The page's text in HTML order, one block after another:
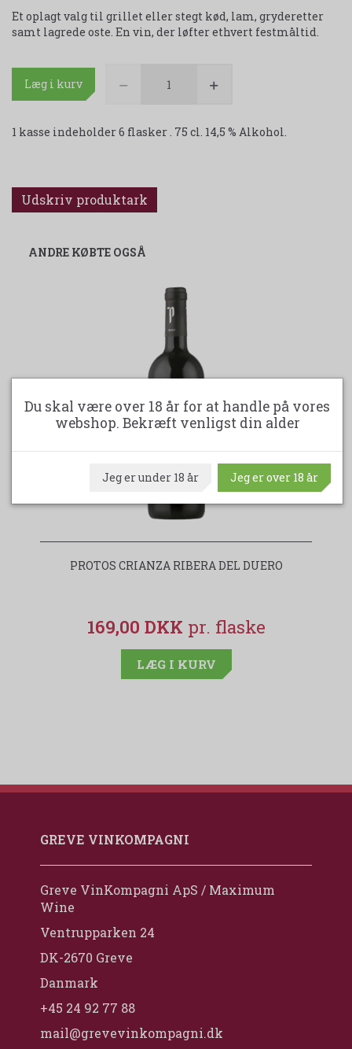
Et oplagt valg til grillet eller stegt kød, lam, gryderetter
samt lagrede oste. En vin, der løfter ethvert festmåltid.
Læg i kurv
1 kasse indeholder 6 flasker . 75 cl. 14,5 % Alkohol.
Udskriv produktark
ANDRE KØBTE OGSÅ
PROTOS CRIANZA RIBERA DEL DUERO
169,00 DKK
LÆG I KURV
GREVE VINKOMPAGNI
Greve VinKompagni ApS / Maximum
Wine
Ventrupparken 24
DK-2670 Greve
Danmark
+45 24 92 77 88
mail@grevevinkompagni.dk
Du skal være over 18 år for at handle på vores
webshop. Bekræft venligst din alder
Jeg er under 18 år Jeg er over 18 år